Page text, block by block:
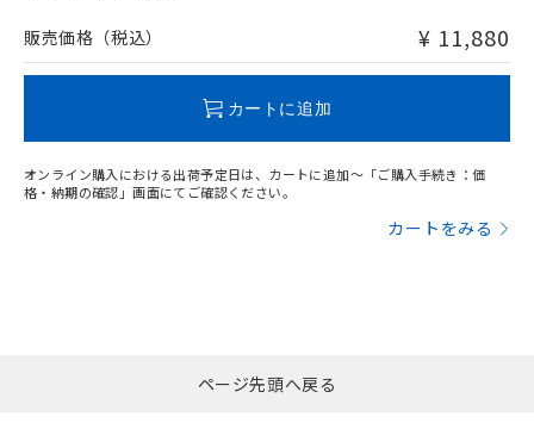
問い合わせください。
販売価格（税込） ¥ 11,880
カートに追加
オンライン購入における出荷予定日は、カートに追加～「ご購入手続き：価
格・納期の確認」画面にてご確認ください。
カートをみる
ページ先頭へ戻る